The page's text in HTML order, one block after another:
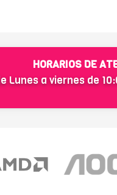
HORARIOS DE
Lunes a viernes de